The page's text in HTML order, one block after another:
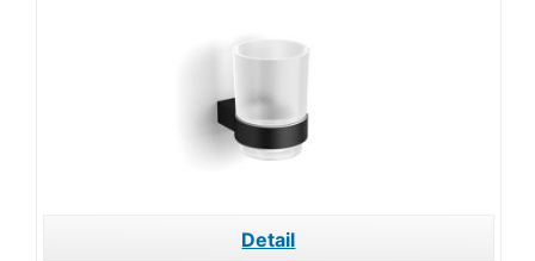
Detail